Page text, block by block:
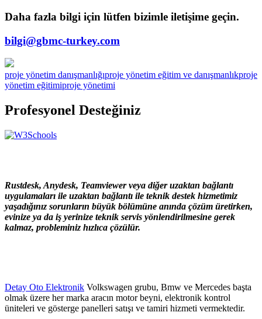
Daha fazla bilgi için lütfen bizimle iletişime geçin.
bilgi@gbmc-turkey.com
proje yönetim danışmanlığıproje yönetim eğitim ve danışmanlıkproje
yönetim eğitimiproje yönetimi
Profesyonel Desteğiniz
Rustdesk, Anydesk, Teamviewer veya diğer uzaktan bağlantı
uygulamaları ile uzaktan bağlantı ile teknik destek hizmetimiz
yaşadığınız sorunların büyük bölümüne anında çözüm üretirken,
evinize ya da iş yerinize teknik servis yönlendirilmesine gerek
kalmaz, probleminiz hızlıca çözülür.
Detay Oto Elektronik Volkswagen grubu, Bmw ve Mercedes başta
olmak üzere her marka aracın motor beyni, elektronik kontrol
üniteleri ve gösterge panelleri satışı ve tamiri hizmeti vermektedir.